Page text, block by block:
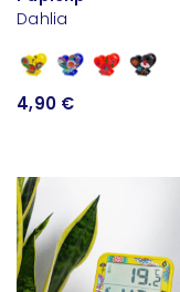
Dahlia
4,90 €